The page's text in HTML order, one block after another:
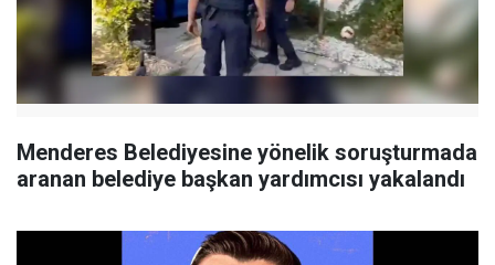
Menderes Belediyesine yönelik soruşturmada
aranan belediye başkan yardımcısı yakalandı